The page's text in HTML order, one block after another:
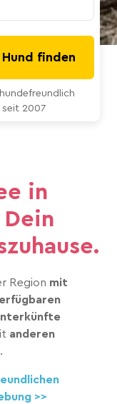
finden
2007
in
Dein
Region mit
anderen
>>